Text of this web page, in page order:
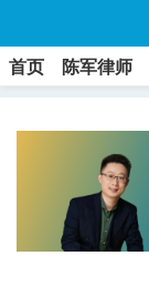
首页 陈军律师